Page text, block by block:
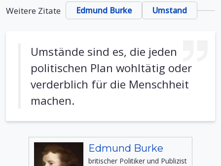
Weitere Zitate Edmund Burke Umstand
Umstände sind es, die jeden
politischen Plan wohltätig oder
verderblich für die Menschheit
machen.
Edmund Burke
britischer Politiker und Publizist